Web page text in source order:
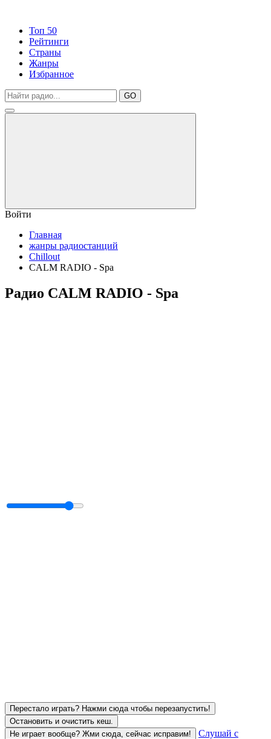
Топ 50
Рейтинги
Страны
Жанры
Избранное
GO
Войти
Главная
жанры радиостанций
Chillout
CALM RADIO - Spa
Радио CALM RADIO - Spa
Перестало играть? Нажми сюда чтобы перезапустить!
Остановить и очистить кеш.
Не играет вообще? Жми сюда, сейчас исправим!
Слушай с